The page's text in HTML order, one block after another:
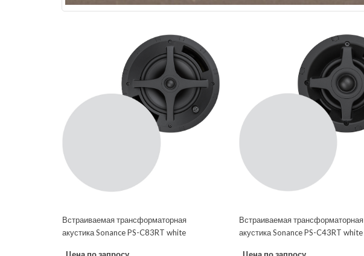
Встраиваемая трансформаторная
акустика Sonance PS-C83RT white
Цена по запросу
Встраиваемая трансформаторная
акустика Sonance PS-C43RT white
Цена по запросу